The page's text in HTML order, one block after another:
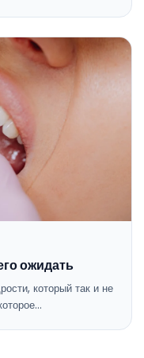
ожидать
который так и не